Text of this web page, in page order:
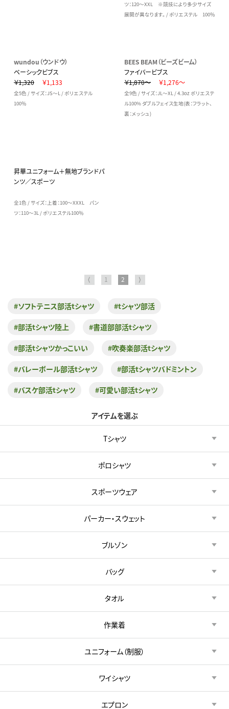
ツ：120～XXL ※競技により多少サイズ
展開が異なります。 / ポリエステル 100％
wundou（ウンドウ）
ベーシックビブス
￥1,320
￥1,133
全5色 / サイズ：JS～L / ポリエステル
100％
BEES BEAM（ビーズビーム）
ファイバービブス
￥1,870～
￥1,276～
全9色 / サイズ：JL～XL / 4.3oz ポリエステ
ル100% ダブルフェイス生地(表：フラット、
裏：メッシュ)
昇華ユニフォーム＋無地ブランドパ
ンツ／スポーツ
全1色 / サイズ：上着：100～XXXL パン
ツ：110～3L / ポリエステル100％
⟨ 1 2 ⟩
#ソフトテニス部活tシャツ #tシャツ部活
#部活tシャツ陸上 #書道部部活tシャツ
#部活tシャツかっこいい #吹奏楽部活tシャツ
#バレーボール部活tシャツ #部活tシャツバドミントン
#バスケ部活tシャツ #可愛い部活tシャツ
アイテムを選ぶ
Tシャツ
ポロシャツ
スポーツウェア
パーカー・スウェット
ブルゾン
バッグ
タオル
作業着
ユニフォーム（制服）
ワイシャツ
エプロン